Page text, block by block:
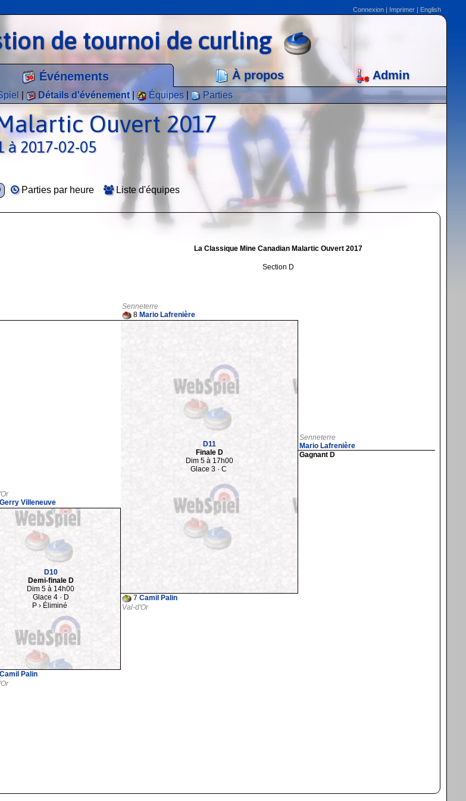
Connexion | Imprimer | English
de tournoi de curling
Événements À propos Admin
Détails d'événement| Équipes| Parties
Ouvert 2017
à 2017-02-05
Parties par heure Liste d'équipes
La Classique Mine Canadian Malartic Ouvert 2017
Section D
Senneterre
8 Mario Lafrenière
D11
Finale D
Dim 5 à 17h00
Glace 3 · C
Senneterre
Mario Lafrenière
Gagnant D
Gerry Villeneuve
D10
Demi-finale D
Dim 5 à 14h00
Glace 4 · D
P › Éliminé
7 Camil Palin
Val-d'Or
Camil Palin